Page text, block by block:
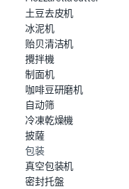
土豆去皮机
冰泥机
贻贝清洁机
攪拌機
制面机
咖啡豆研磨机
自动筛
冷凍乾燥機
披薩
包装
真空包装机
密封托盤